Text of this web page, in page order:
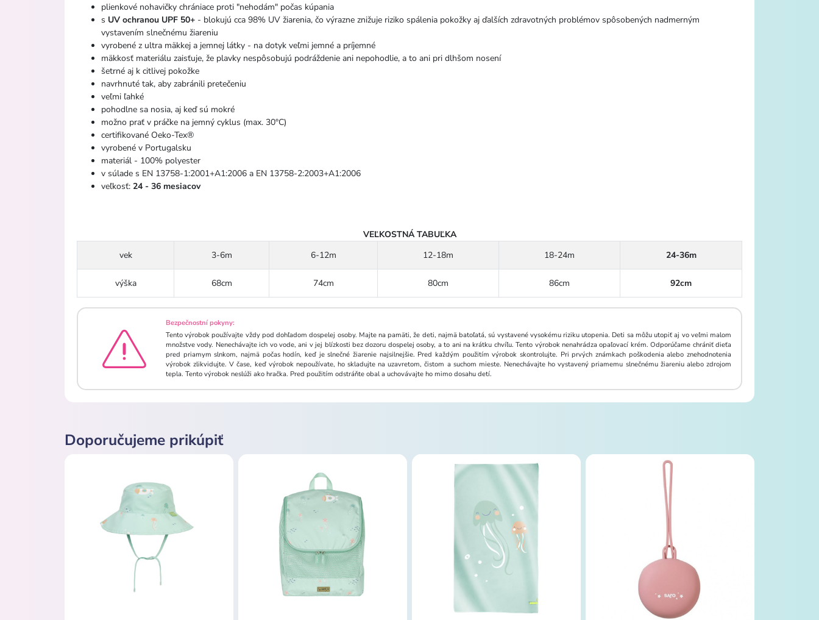
plienkové nohavičky chrániace proti "nehodám" počas kúpania
s UV ochranou UPF 50+ - blokujú cca 98% UV žiarenia, čo výrazne znižuje riziko spálenia pokožky aj ďalších zdravotných problémov spôsobených nadmerným
vystavením slnečnému žiareniu
vyrobené z ultra mäkkej a jemnej látky - na dotyk veľmi jemné a príjemné
mäkkosť materiálu zaisťuje, že plavky nespôsobujú podráždenie ani nepohodlie, a to ani pri dlhšom nosení
šetrné aj k citlivej pokožke
navrhnuté tak, aby zabránili pretečeniu
veľmi ľahké
pohodlne sa nosia, aj keď sú mokré
možno prať v práčke na jemný cyklus (max. 30°C)
certifikované Oeko-Tex®
vyrobené v Portugalsku
materiál - 100% polyester
v súlade s EN 13758-1:2001+A1:2006 a EN 13758-2:2003+A1:2006
veľkosť: 24 - 36 mesiacov
VEĽKOSTNÁ TABUĽKA
vek
3-6m 6-12m 12-18m 18-24m 24-36m
výška 68cm 74cm 80cm 86cm 92cm
Bezpečnostní pokyny:
Tento výrobok používajte vždy pod dohľadom dospelej osoby. Majte na pamäti, že deti, najmä batoľatá, sú vystavené vysokému riziku utopenia. Deti sa môžu utopiť aj vo veľmi malom
množstve vody. Nenechávajte ich vo vode, ani v jej blízkosti bez dozoru dospelej osoby, a to ani na krátku chvíľu. Tento výrobok nenahrádza opaľovací krém. Odporúčame chrániť dieťa
pred priamym slnkom, najmä počas hodín, keď je slnečné žiarenie najsilnejšie. Pred každým použitím výrobok skontrolujte. Pri prvých známkach poškodenia alebo znehodnotenia
výrobok zlikvidujte. V čase, keď výrobok nepoužívate, ho skladujte na uzavretom, čistom a suchom mieste. Nenechávajte ho vystavený priamemu slnečnému žiareniu alebo zdrojom
tepla. Tento výrobok neslúži ako hračka. Pred použitím odstráňte obal a uchovávajte ho mimo dosahu detí.
Doporučujeme prikúpiť